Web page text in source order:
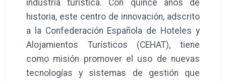
industria turística. Con quince años de
historia, este centro de innovación, adscrito
a la Confederación Española de Hoteles y
Alojamientos Turísticos (CEHAT), tiene
como misión promover el uso de nuevas
tecnologías y sistemas de gestión que